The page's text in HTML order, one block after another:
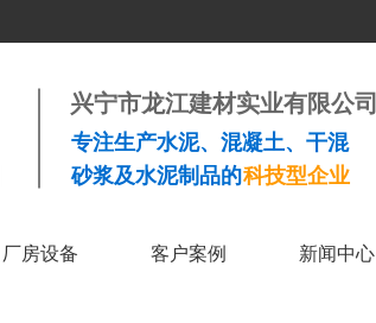
厂房设备 客户案例 新闻中心
兴宁市龙江建材实业有限公司
专注生产水泥、混凝土、干混
砂浆及水泥制品的科技型企业